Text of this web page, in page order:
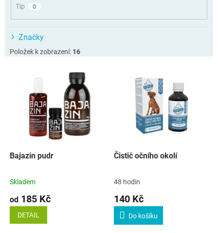
Tip 0
Značky
Položek k zobrazení: 16
Bajazin pudr
Skladem
od 185 Kč
DETAIL
Čistič očního okolí
48 hodin
140 Kč
Do košíku